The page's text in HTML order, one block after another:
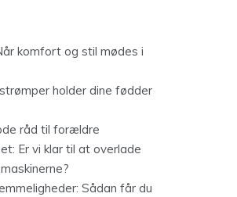
komfort og stil mødes i
holder dine fødder
råd til forældre
Er vi klar til at overlade
Sådan får du